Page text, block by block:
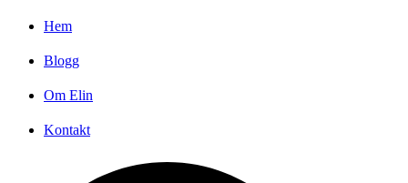
Hem
Blogg
Om Elin
Kontakt